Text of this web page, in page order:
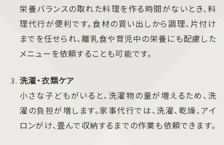
栄養バランスの取れた料理を作る時間がないとき、料
理代行が便利です。食材の買い出しから調理、片付け
までを任せられ、離乳食や育児中の栄養にも配慮した
メニューを依頼することも可能です。
洗濯・衣類ケア
小さな子どもがいると、洗濯物の量が増えるため、洗
濯の負担が増します。家事代行では、洗濯、乾燥、アイ
ロンがけ、畳んで収納するまでの作業も依頼できます。